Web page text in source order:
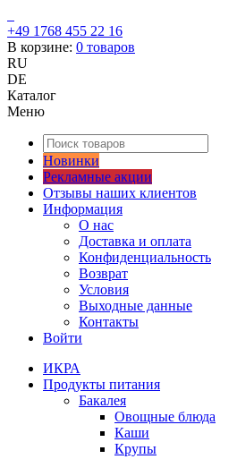
+49 1768 455 22 16
В корзине: 0 товаров
RU
DE
Каталог
Меню
Новинки
Рекламные акции
Отзывы наших клиентов
Информация
О нас
Доставка и оплата
Конфиденциальность
Возврат
Условия
Выходные данные
Контакты
Войти
ИКРА
Продукты питания
Бакалея
Овощные блюда
Каши
Крупы